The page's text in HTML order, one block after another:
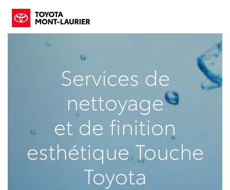
Services de
nettoyage
et de finition
esthétique Touche
Toyota